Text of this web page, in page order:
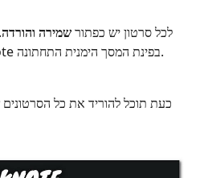
לכל סרטון יש כפתורשמירה והורדה
עבור אל סמל TikNote בפינת המסך הימנית התחתונה.
כעת תוכל להוריד את כל